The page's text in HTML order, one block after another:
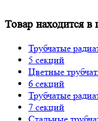
Товар находится в
Трубчатые
5 секций
Цветные
6 секций
Трубчатые
7 секций